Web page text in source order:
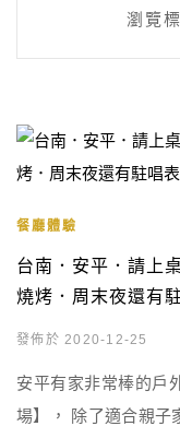
瀏覽
餐廳體驗
台南．安平．請上
燒烤．周末夜還有
發佈於 2020-12-25
安平有家非常棒的戶
場】， 除了適合親子